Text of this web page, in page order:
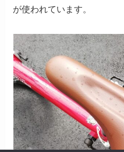
が使われています。